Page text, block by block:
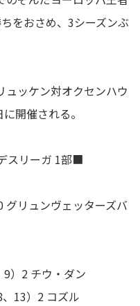
をおさめ、3シーズンぶ
ッケン対オクセンハウ
開催される。
スリーガ 1部■
グリュンヴェッターズバ
）2 チウ・ダン
13）2 コズル